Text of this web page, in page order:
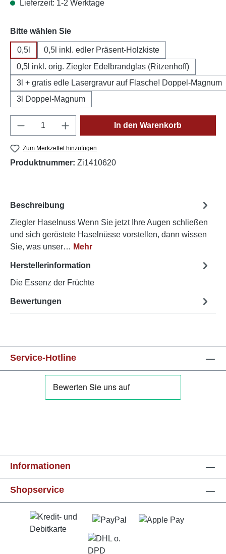
Lieferzeit: 1-2 Werktage
Bitte wählen Sieauswählen
0,5l
0,5l inkl. edler Präsent-Holzkiste
0,5l inkl. orig. Ziegler Edelbrandglas (Ritzenhoff)
3l + gratis edle Lasergravur auf Flasche! Doppel-Magnum
3l Doppel-Magnum
Produkt Anzahl: Gib den gewünschten
In den Warenkorb
Zum Merkzettel hinzufügen
Produktnummer: Zi1410620
Beschreibung
Ziegler Haselnuss Wenn Sie jetzt Ihre Augen schließen
und sich geröstete Haselnüsse vorstellen, dann wissen
Sie, was unser… Mehr
Herstellerinformation
Die Essenz der Früchte
Bewertungen
Service-Hotline
Informationen
Shopservice